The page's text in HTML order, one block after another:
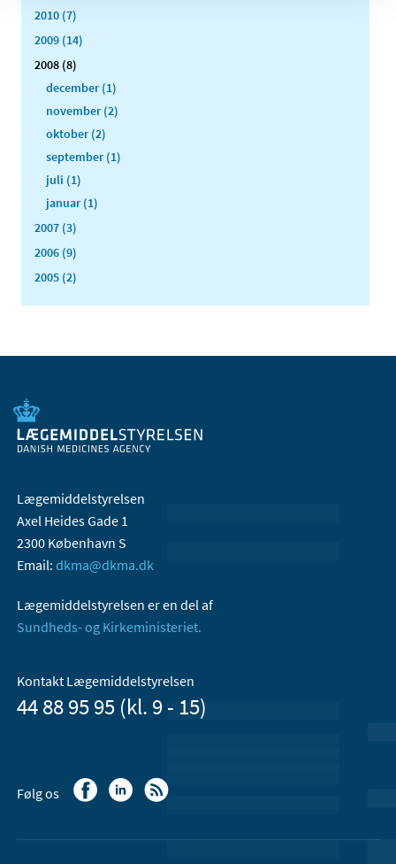
2010 (7)
2009 (14)
2008 (8)
december (1)
november (2)
oktober (2)
september (1)
juli (1)
januar (1)
2007 (3)
2006 (9)
2005 (2)
Lægemiddelstyrelsen
Axel Heides Gade 1
2300 København S
Email: dkma@dkma.dk
Lægemiddelstyrelsen er en del af
Sundheds- og Kirkeministeriet.
Kontakt Lægemiddelstyrelsen
44 88 95 95 (kl. 9 - 15)
Følg os